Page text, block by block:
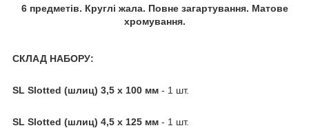
6 предметів. Круглі жала. Повне загартування. Матове
хромування.
СКЛАД НАБОРУ:
SL Slotted (шлиц) 3,5 x 100 мм - 1 шт.
SL Slotted (шлиц) 4,5 x 125 мм - 1 шт.